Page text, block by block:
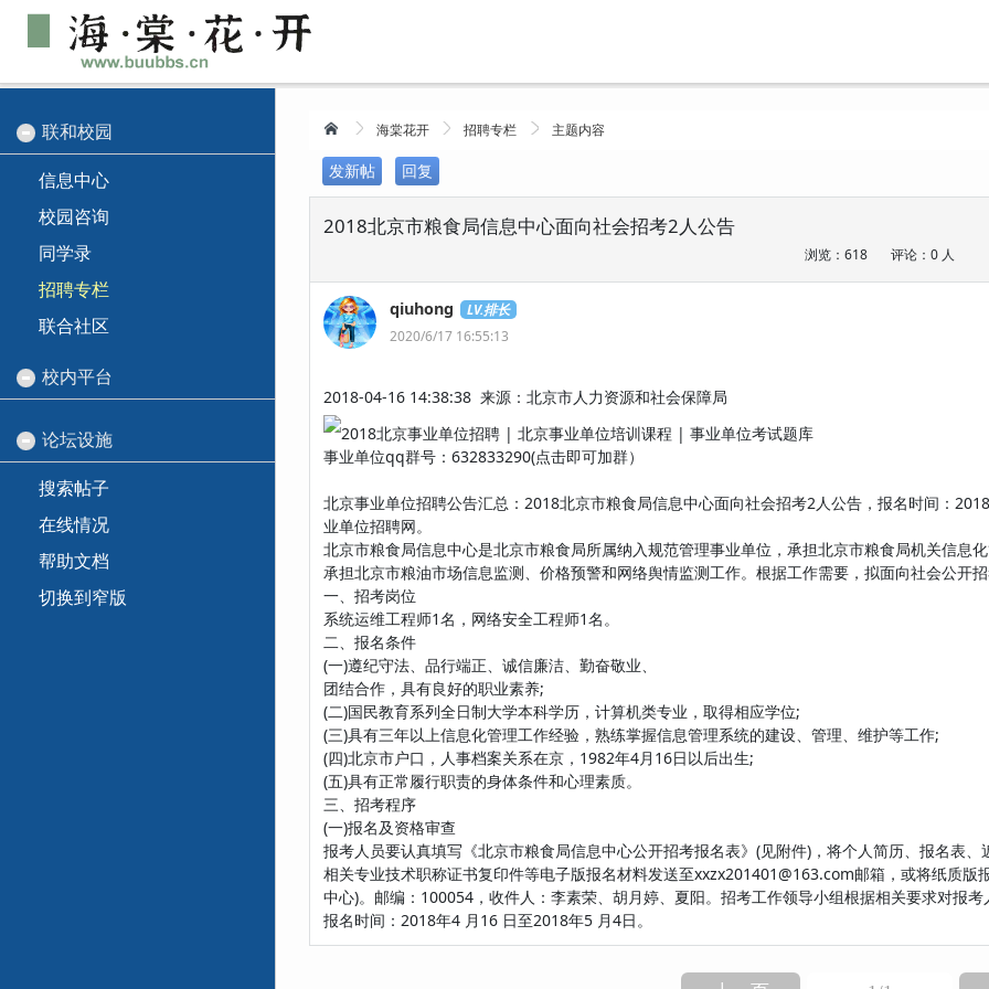
联和校园
信息中心
校园咨询
同学录
招聘专栏
联合社区
校内平台
论坛设施
搜索帖子
在线情况
帮助文档
切换到窄版
海棠花开 招聘专栏 主题内容
发新帖 回复
2018北京市粮食局信息中心面向社会招考2人公告
浏览：618 评论：0 人
qiuhong
LV.排长
2020/6/17 16:55:13
2018-04-16 14:38:38 来源：北京市人力资源和社会保障局
2018北京事业单位招聘 | 北京事业单位培训课程 | 事业单位考试题库
事业单位qq群号：632833290(点击即可加群）
北京事业单位招聘公告汇总：2018北京市粮食局信息中心面向社会招考2人公告，报名时间：
业单位招聘网。
北京市粮食局信息中心是北京市粮食局所属纳入规范管理事业单位，承担北京市粮食局机关信息
承担北京市粮油市场信息监测、价格预警和网络舆情监测工作。根据工作需要，拟面向社会公开
一、招考岗位
系统运维工程师1名，网络安全工程师1名。
二、报名条件
(一)遵纪守法、品行端正、诚信廉洁、勤奋敬业、
团结合作，具有良好的职业素养;
(二)国民教育系列全日制大学本科学历，计算机类专业，取得相应学位;
(三)具有三年以上信息化管理工作经验，熟练掌握信息管理系统的建设、管理、维护等工作;
(四)北京市户口，人事档案关系在京，1982年4月16日以后出生;
(五)具有正常履行职责的身体条件和心理素质。
三、招考程序
(一)报名及资格审查
报考人员要认真填写《北京市粮食局信息中心公开招考报名表》(见附件)，将个人简历、报名表
相关专业技术职称证书复印件等电子版报名材料发送至xxzx201401@163.com邮箱，或将纸质
中心)。邮编：100054，收件人：李素荣、胡月婷、夏阳。招考工作领导小组根据相关要求对报
报名时间：2018年4 月16 日至2018年5 月4日。